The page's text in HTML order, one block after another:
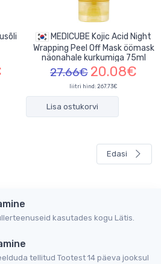
Wrapping Peel Off Mask öömask
näonahale kurkumiga 75ml
27.66€ 20.08€
liitri hind: 267.73€
Lisa ostukorvi
Edasi
kasutades kogu Lätis.
tellitud Tootest 14 päeva jooksul